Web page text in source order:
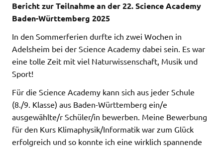
Bericht zur Teilnahme an der 22. Science Academy
Baden-Württemberg 2025
In den Sommerferien durfte ich zwei Wochen in
Adelsheim bei der Science Academy dabei sein. Es war
eine tolle Zeit mit viel Naturwissenschaft, Musik und
Sport!
Für die Science Academy kann sich aus jeder Schule
(8./9. Klasse) aus Baden-Württemberg ein/e
ausgewählte/r Schüler/in bewerben. Meine Bewerbung
für den Kurs Klimaphysik/Informatik war zum Glück
erfolgreich und so konnte ich eine wirklich spannende